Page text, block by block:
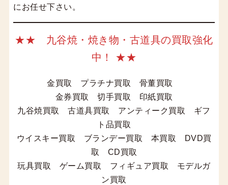
にお任せ下さい。
★★ 九谷焼・焼き物・古道具の買取強化
中！ ★★
金買取 プラチナ買取 骨董買取
金券買取 切手買取 印紙買取
九谷焼買取 古道具買取 アンティーク買取 ギフ
ト品買取
ウイスキー買取 ブランデー買取 本買取 DVD買
取 CD買取
玩具買取 ゲーム買取 フィギュア買取 モデルガ
ン買取